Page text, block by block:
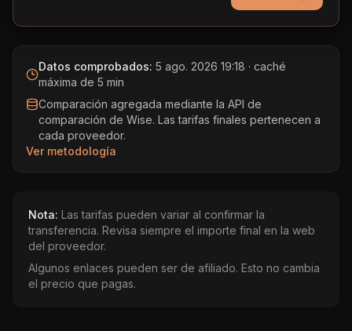
Datos comprobados: 5 ago. 2026 19:18 · caché
máxima de 5 min
Comparación agregada mediante la API de
comparación de Wise. Las tarifas finales pertenecen a
cada proveedor.
Ver metodología
Nota: Las tarifas pueden variar al confirmar la
transferencia. Revisa siempre el importe final en la web
del proveedor.
Algunos enlaces pueden ser de afiliado. Esto no cambia
el precio que pagas.